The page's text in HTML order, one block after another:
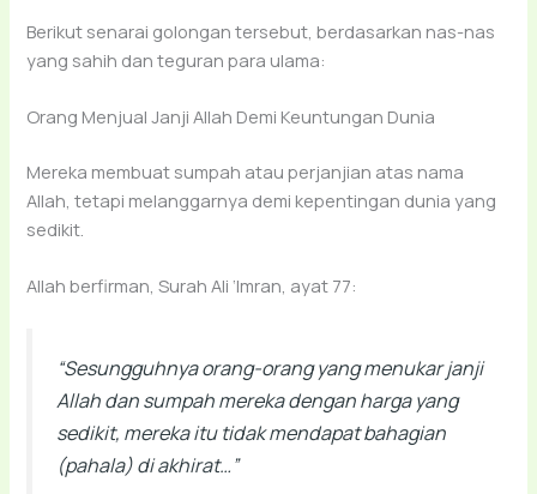
Berikut senarai golongan tersebut, berdasarkan nas-nas
yang sahih dan teguran para ulama:
Orang Menjual Janji Allah Demi Keuntungan Dunia
Mereka membuat sumpah atau perjanjian atas nama
Allah, tetapi melanggarnya demi kepentingan dunia yang
sedikit.
Allah berfirman, Surah Ali ‘Imran, ayat 77:
“Sesungguhnya orang-orang yang menukar janji
Allah dan sumpah mereka dengan harga yang
sedikit, mereka itu tidak mendapat bahagian
(pahala) di akhirat…”